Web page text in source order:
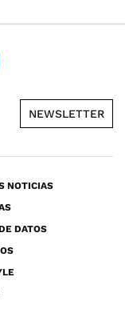
NEWSLETTER
NOTICIAS
DATOS